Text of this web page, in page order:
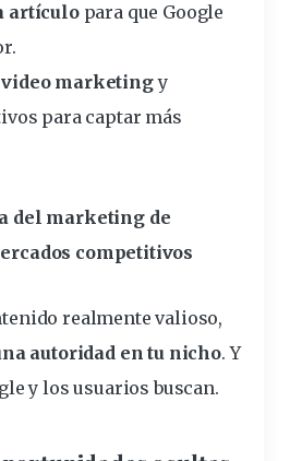
artículopara que Google
marketingy
para captar más
del marketing de
competitivos
realmente valioso,
autoridad en tu nicho. Y
y los usuarios buscan.